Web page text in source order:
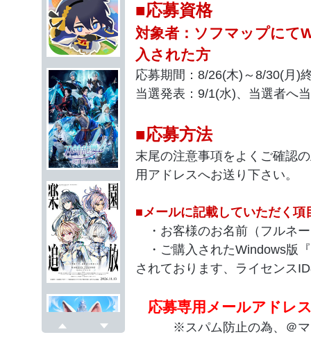
■応募資格
対象者：ソフマップにて
入された方
応募期間：8/26(木)～8/30(月)
当選発表：9/1(水)、当選者へ
■応募方法
末尾の注意事項をよくご確認
用アドレスへお送り下さい。
■メールに記載していただく項
・お客様のお名前（フルネ
・ご購入されたWindows版
されております、ライセンス
応募専用メールアドレ
※スパム防止の為、＠マー